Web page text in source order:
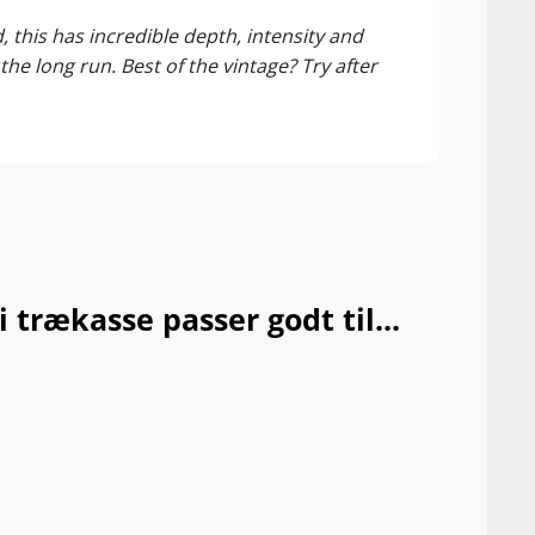
this has incredible depth, intensity and
long run. Best of the vintage? Try after
trækasse passer godt til...